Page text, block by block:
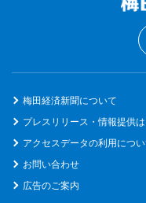
梅田経済新聞について
プレスリリース・情報提供
アクセスデータの利用につ
お問い合わせ
広告のご案内